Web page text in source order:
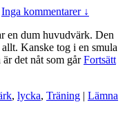
Inga kommentarer ↓
en dum huvudvärk. Den
Kanske tog i en smula
det nåt som gårFortsätt
, lycka, Träning | Lämna